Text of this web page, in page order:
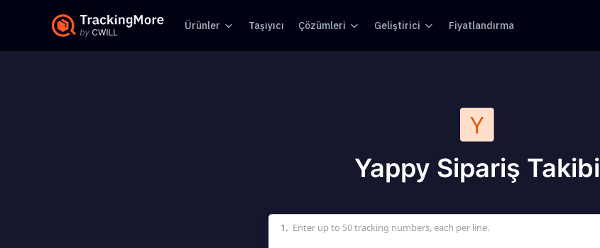
Ürünler Taşıyıcı Çözümleri Geliştirici Fiyatlandırma
Yappy Sipariş Takibi
Enter up to 50 tracking numbers, each per line.
1.